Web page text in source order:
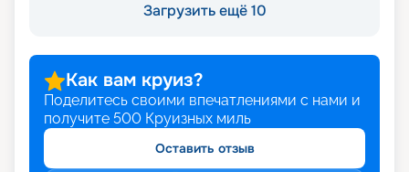
Загрузить ещё 10
Как вам круиз?
Поделитесь своими впечатлениями с нами и
получите 500 Круизных миль
Оставить отзыв